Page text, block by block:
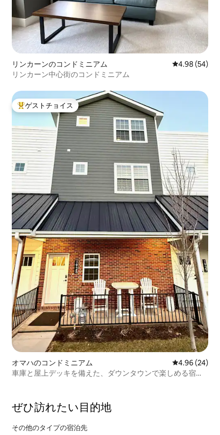
リンカーンのコンドミニアム レビュー54
4.98 (54)
リンカーン中心街のコンドミニアム
大好評のゲストチョイスです。
ゲストチョイス
オマハのコンドミニアム レビュー24
4.96 (24)
車庫と屋上デッキを備えた、ダウンタウンで楽しめる宿泊
ぜひ訪⁠れ⁠た⁠い目⁠的⁠地
その他のタ⁠イ⁠プ⁠の宿⁠泊⁠先